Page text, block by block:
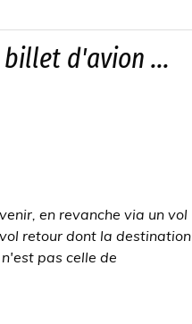
d'avion ...
en revanche via un vol
retour dont la destination
pas celle de